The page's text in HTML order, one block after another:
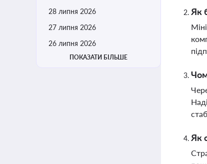
28 липня 2026
27 липня 2026
26 липня 2026
ПОКАЗАТИ БІЛЬШЕ
Як
Як